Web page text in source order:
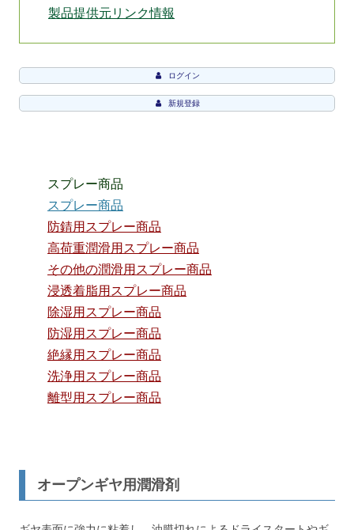
製品提供元リンク情報
ログイン
新規登録
スプレー商品
スプレー商品
防錆用スプレー商品
高荷重潤滑用スプレー商品
その他の潤滑用スプレー商品
浸透着脂用スプレー商品
除湿用スプレー商品
防湿用スプレー商品
絶縁用スプレー商品
洗浄用スプレー商品
離型用スプレー商品
オープンギヤ用潤滑剤